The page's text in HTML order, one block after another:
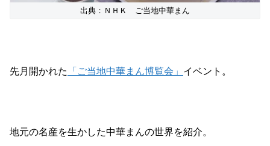
出典：ＮＨＫ ご当地中華まん
先月開かれた 「ご当地中華まん博覧会」 イベント。
地元の名産を生かした中華まんの世界を紹介。